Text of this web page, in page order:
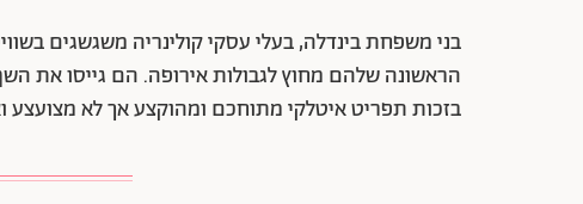
בני משפחת בינדלה, בעלי עסקי קולינריה משגשגים
הראשונה שלהם מחוץ לגבולות אירופה. הם גייסו את
בזכות תפריט איטלקי מתוחכם ומהוקצע אך לא מצועצע